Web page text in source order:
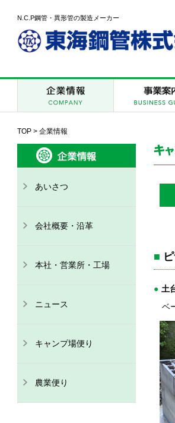
N.C.P鋼管・異形管の製造メーカー
TOP > 企業情報
あいさつ
会社概要・沿革
本社・営業所・工場
ニュース
キャンプ場便り
農業便り
土
ベ